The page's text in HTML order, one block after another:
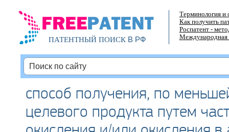
ПАТЕНТНЫЙ ПОИСКВ РФ
Терминология и
Как получить
Роспатент -
Международная
способ получения, по
целевого продукта путем